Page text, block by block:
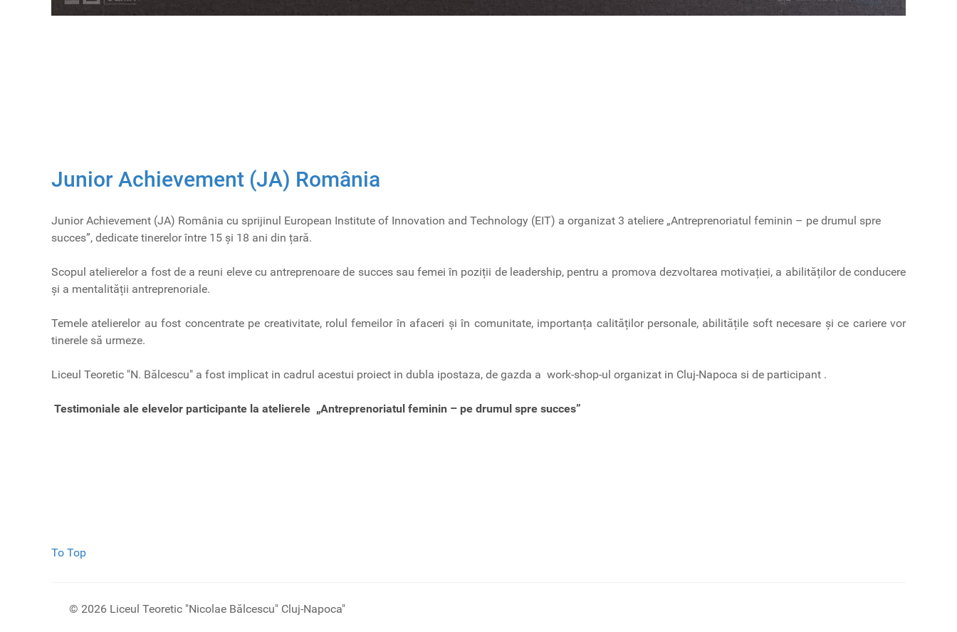
Junior Achievement (JA) România
Junior Achievement (JA) România cu sprijinul European Institute of Innovation and Technology (EIT) a organizat 3 ateliere „Antreprenoriatul feminin – pe drumul spre
succes”, dedicate tinerelor între 15 și 18 ani din țară.
Scopul atelierelor a fost de a reuni eleve cu antreprenoare de succes sau femei în poziții de leadership, pentru a promova dezvoltarea motivației, a abilităților de conducere
și a mentalității antreprenoriale.
Temele atelierelor au fost concentrate pe creativitate, rolul femeilor în afaceri și în comunitate, importanța calităților personale, abilitățile soft necesare și ce cariere vor
tinerele să urmeze.
Liceul Teoretic "N. Bălcescu" a fost implicat in cadrul acestui proiect in dubla ipostaza, de gazda a work-shop-ul organizat in Cluj-Napoca si de participant .
Testimoniale ale elevelor participante la atelierele „Antreprenoriatul feminin – pe drumul spre succes”
To Top
© 2026 Liceul Teoretic "Nicolae Bălcescu" Cluj-Napoca"